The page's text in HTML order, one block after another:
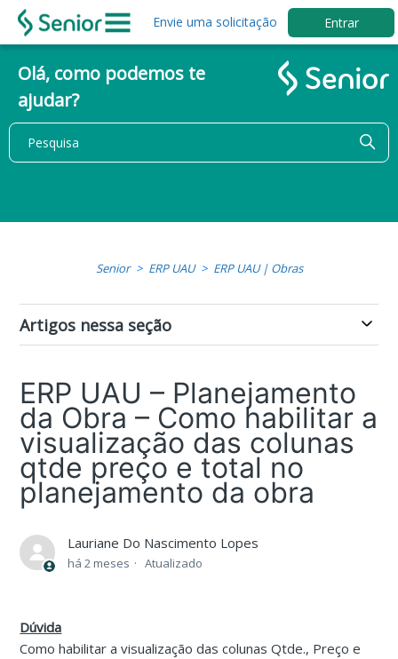
Envie uma solicitação Entrar
Olá, como podemos te
ajudar?
Senior ERP UAU ERP UAU | Obras
Artigos nessa seção
ERP UAU – Planejamento
da Obra – Como habilitar a
visualização das colunas
qtde preço e total no
planejamento da obra
Lauriane Do Nascimento Lopes
há 2 meses Atualizado
Dúvida
Como habilitar a visualização das colunas Qtde., Preço e